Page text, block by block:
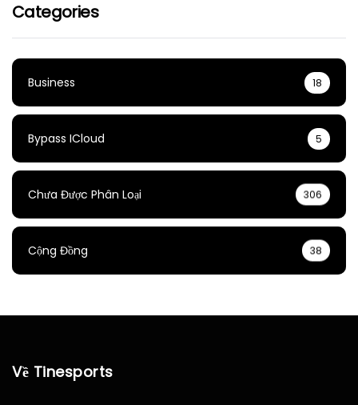
Categories
Business 18
Bypass ICloud 5
Chưa Được Phân Loại 306
Cộng Đồng 38
Về Tinesports